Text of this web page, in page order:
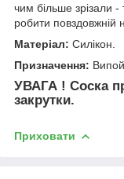
чим більше зрізали
робити повздовжній
Матеріал: Силікон.
Призначення:
УВАГА ! Соска
закрутки.
Приховати